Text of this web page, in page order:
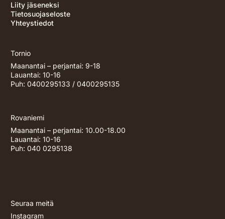
Liity jäseneksi
Tietosuojaseloste
Yhteystiedot
Tornio
Maanantai – perjantai: 9-18
Lauantai: 10-16
Puh: 0400295133 / 0400295135
Rovaniemi
Maanantai – perjantai: 10.00-18.00
Lauantai: 10-16
Puh: 040 0295138
Seuraa meitä
Instagram